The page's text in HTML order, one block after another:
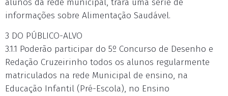
alunos da rede municipal, trará uma série de
informações sobre Alimentação Saudável.
3 DO PÚBLICO-ALVO
3.1.1 Poderão participar do 5º Concurso de Desenho e
Redação Cruzeirinho todos os alunos regularmente
matriculados na rede Municipal de ensino, na
Educação Infantil (Pré-Escola), no Ensino